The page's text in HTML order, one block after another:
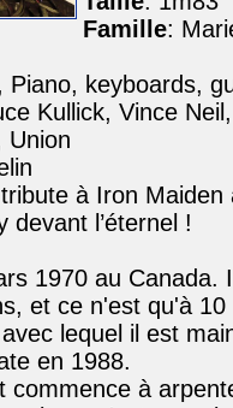
Famille:
Piano, keyboards,
Kullick, Vince
Union
à Iron
devant l’éternel !
1970 au Canada.
et ce n'est qu'à
lequel il est
en 1988.
commence à